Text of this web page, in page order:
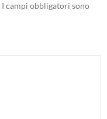
I campi obbligatori sono